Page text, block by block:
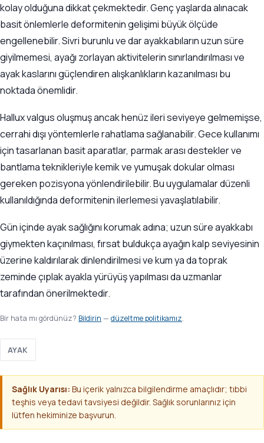
kolay olduğuna dikkat çekmektedir. Genç yaşlarda alınacak
basit önlemlerle deformitenin gelişimi büyük ölçüde
engellenebilir. Sivri burunlu ve dar ayakkabıların uzun süre
giyilmemesi, ayağı zorlayan aktivitelerin sınırlandırılması ve
ayak kaslarını güçlendiren alışkanlıkların kazanılması bu
noktada önemlidir.
Hallux valgus oluşmuş ancak henüz ileri seviyeye gelmemişse,
cerrahi dışı yöntemlerle rahatlama sağlanabilir. Gece kullanımı
için tasarlanan basit aparatlar, parmak arası destekler ve
bantlama teknikleriyle kemik ve yumuşak dokular olması
gereken pozisyona yönlendirilebilir. Bu uygulamalar düzenli
kullanıldığında deformitenin ilerlemesi yavaşlatılabilir.
Gün içinde ayak sağlığını korumak adına; uzun süre ayakkabı
giymekten kaçınılması, fırsat buldukça ayağın kalp seviyesinin
üzerine kaldırılarak dinlendirilmesi ve kum ya da toprak
zeminde çıplak ayakla yürüyüş yapılması da uzmanlar
tarafından önerilmektedir.
Bir hata mı gördünüz? Bildirin — düzeltme politikamız.
AYAK
Sağlık Uyarısı: Bu içerik yalnızca bilgilendirme amaçlıdır; tıbbi
teşhis veya tedavi tavsiyesi değildir. Sağlık sorunlarınız için
lütfen hekiminize başvurun.